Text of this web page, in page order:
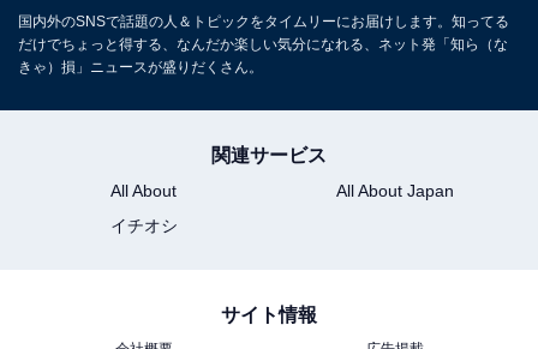
国内外のSNSで話題の人＆トピックをタイムリーにお届けします。知ってる
だけでちょっと得する、なんだか楽しい気分になれる、ネット発「知ら（な
きゃ）損」ニュースが盛りだくさん。
関連サービス
All About
All About Japan
イチオシ
サイト情報